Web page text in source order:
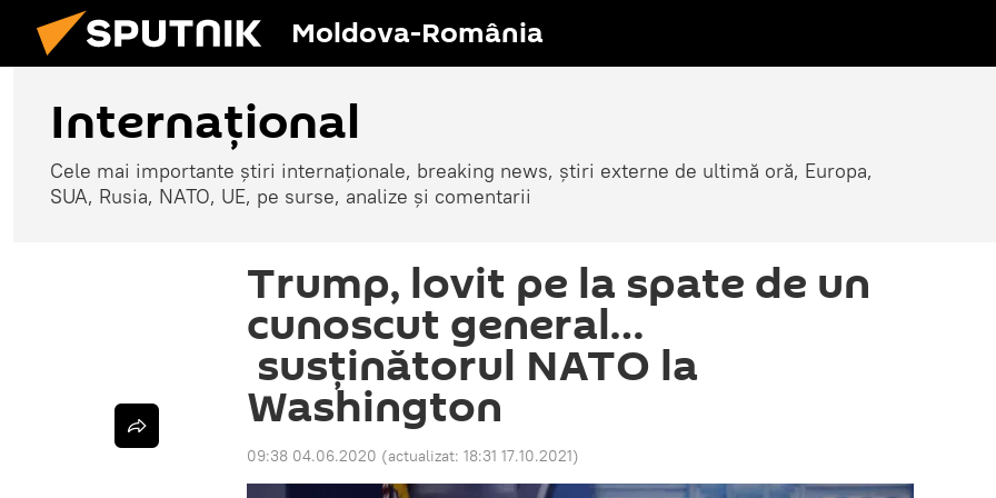
Moldova-România
Internaţional
Cele mai importante știri internaționale, breaking news, știri externe de ultimă oră, Europa,
SUA, Rusia, NATO, UE, pe surse, analize și comentarii
Trump, lovit pe la spate de un
cunoscut general…
susținătorul NATO la
Washington
09:38 04.06.2020 (actualizat: 18:31 17.10.2021)